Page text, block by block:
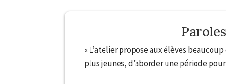
« L’atelier propose aux élèves
plus jeunes, d’aborder une période